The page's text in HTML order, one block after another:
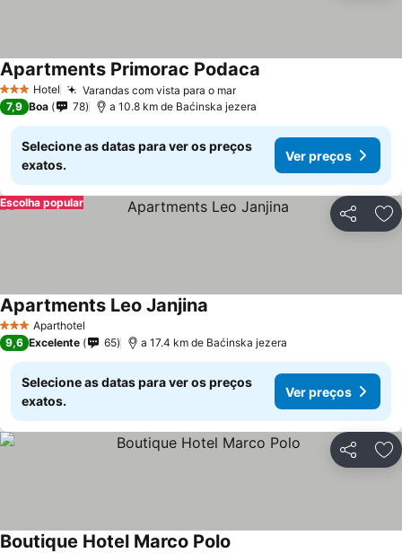
3 EstrelasHotel Varandas com vista para o mar
Apartments Primorac Podaca
7,9 Boa 78 a 10.8 km de Baćinska jezera
Selecione as datas para ver os preços
exatos.
Ver preços
Partilhar
Escolha popular
3 EstrelasAparthotel
Apartments Leo Janjina
9,6 Excelente 65 a 17.4 km de Baćinska jezera
Selecione as datas para ver os preços
exatos.
Ver preços
Partilhar
Boutique Hotel Marco Polo